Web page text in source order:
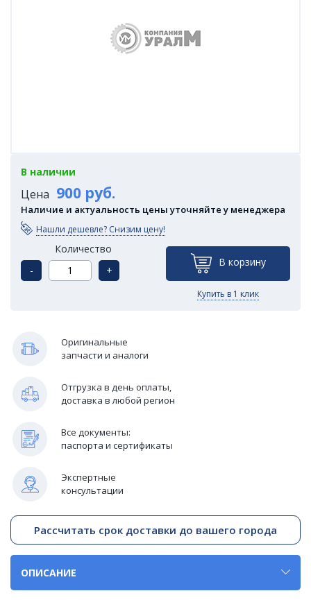
В наличии
Цена 900 руб.
Наличие и актуальность цены уточняйте у менеджера
Нашли дешевле? Снизим цену!
Количество
-
+
В корзину
Купить в 1 клик
Оригинальные
запчасти и аналоги
Отгрузка в день оплаты,
доставка в любой регион
Все документы:
паспорта и сертификаты
Экспертные
консультации
Рассчитать срок доставки до вашего города
ОПИСАНИЕ